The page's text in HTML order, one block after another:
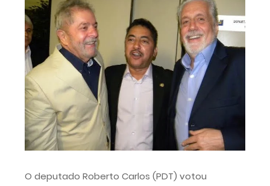
O deputado Roberto Carlos (PDT) votou